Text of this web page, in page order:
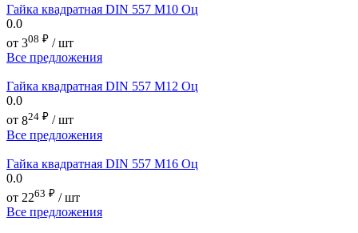
Гайка квадратная DIN 557 М10 Оц
0.0
от 308 ₽ / шт
Все предложения
Гайка квадратная DIN 557 М12 Оц
0.0
от 824 ₽ / шт
Все предложения
Гайка квадратная DIN 557 М16 Оц
0.0
от 2263 ₽ / шт
Все предложения